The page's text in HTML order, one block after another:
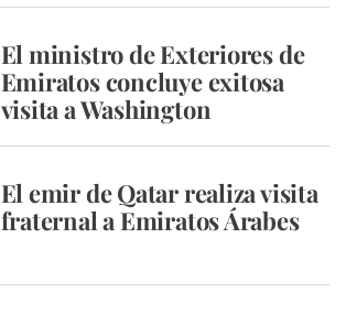
El ministro de Exteriores de
Emiratos concluye exitosa
visita a Washington
El emir de Qatar realiza visita
fraternal a Emiratos Árabes